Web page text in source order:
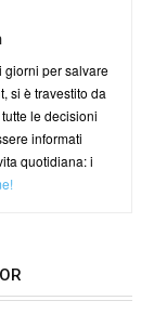
giorni per salvare
si è travestito da
le decisioni
informati
quotidiana: i